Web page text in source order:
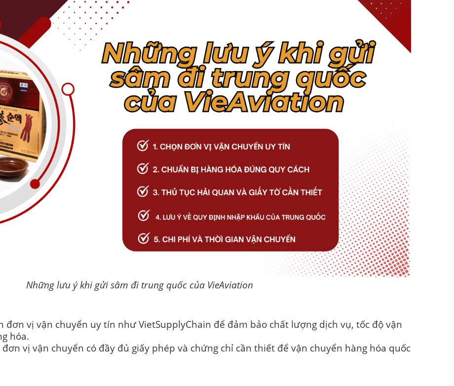
đi trung quốc của VieAviation
đơn vị vận chuyển uy tín như VietSupplyChain để đảm bảo chất lượng dịch vụ, tốc độ vận
hóa.
vị vận chuyển có đầy đủ giấy phép và chứng chỉ cần thiết để vận chuyển hàng hóa quốc